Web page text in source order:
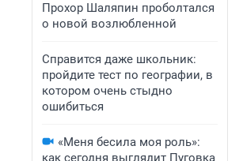
Прохор Шаляпин проболтался
о новой возлюбленной
Справится даже школьник:
пройдите тест по географии, в
котором очень стыдно
ошибиться
«Меня бесила моя роль»:
как сегодня выглядит Пуговка